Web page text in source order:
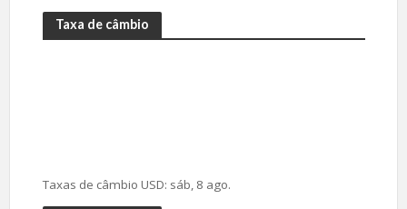
Taxa de câmbio
Taxas de câmbio USD: sáb, 8 ago.